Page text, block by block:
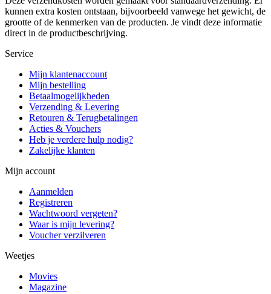
kunnen extra kosten ontstaan, bijvoorbeeld vanwege het gewicht, de
grootte of de kenmerken van de producten. Je vindt deze informatie
direct in de productbeschrijving.
Service
Mijn klantenaccount
Mijn bestelling
Betaalmogelijkheden
Verzending & Levering
Retouren & Terugbetalingen
Acties & Vouchers
Heb je verdere hulp nodig?
Zakelijke klanten
Mijn account
Aanmelden
Registreren
Wachtwoord vergeten?
Waar is mijn levering?
Voucher verzilveren
Weetjes
Movies
Magazine